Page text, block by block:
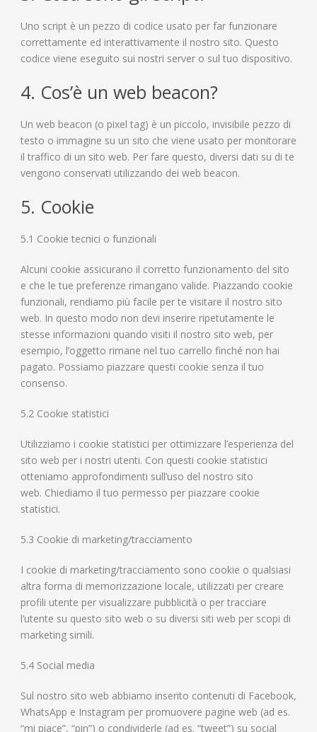
Uno script è un pezzo di codice usato per far funzionare
correttamente ed interattivamente il nostro sito. Questo
codice viene eseguito sui nostri server o sul tuo dispositivo.
4. Cos’è un web beacon?
Un web beacon (o pixel tag) è un piccolo, invisibile pezzo di
testo o immagine su un sito che viene usato per monitorare
il traffico di un sito web. Per fare questo, diversi dati su di te
vengono conservati utilizzando dei web beacon.
5. Cookie
5.1 Cookie tecnici o funzionali
Alcuni cookie assicurano il corretto funzionamento del sito
e che le tue preferenze rimangano valide. Piazzando cookie
funzionali, rendiamo più facile per te visitare il nostro sito
web. In questo modo non devi inserire ripetutamente le
stesse informazioni quando visiti il nostro sito web, per
esempio, l’oggetto rimane nel tuo carrello finché non hai
pagato. Possiamo piazzare questi cookie senza il tuo
consenso.
5.2 Cookie statistici
Utilizziamo i cookie statistici per ottimizzare l’esperienza del
sito web per i nostri utenti. Con questi cookie statistici
otteniamo approfondimenti sull’uso del nostro sito
web. Chiediamo il tuo permesso per piazzare cookie
statistici.
5.3 Cookie di marketing/tracciamento
I cookie di marketing/tracciamento sono cookie o qualsiasi
altra forma di memorizzazione locale, utilizzati per creare
profili utente per visualizzare pubblicità o per tracciare
l’utente su questo sito web o su diversi siti web per scopi di
marketing simili.
5.4 Social media
Sul nostro sito web abbiamo inserito contenuti di Facebook,
WhatsApp e Instagram per promuovere pagine web (ad es.
“mi piace”, “pin”) o condividerle (ad es. “tweet”) su social